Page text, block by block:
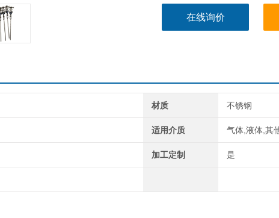
在线询价
材质 不锈钢
适用介质 气体,液体,其
加工定制 是